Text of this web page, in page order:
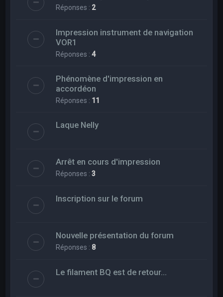
Réponses : 2
Impression instrument de navigation
VOR1
Réponses :4
Phénomène d'impression en
accordéon
Réponses : 11
Laque Nelly
Arrêt en cours d'impression
Réponses :3
Inscription sur le forum
Nouvelle présentation du forum
Réponses : 8
Le filament BQ est de retour...